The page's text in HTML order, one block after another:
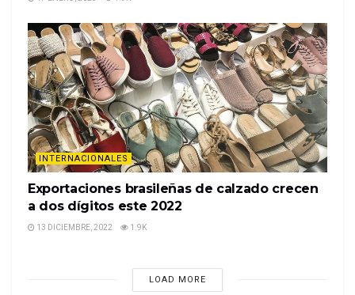
INTERNACIONALES
Exportaciones brasileñas de calzado crecen
a dos dígitos este 2022
13 DICIEMBRE, 2022 1.9K
LOAD MORE